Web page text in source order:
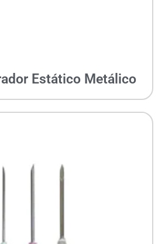
Estático Metálico